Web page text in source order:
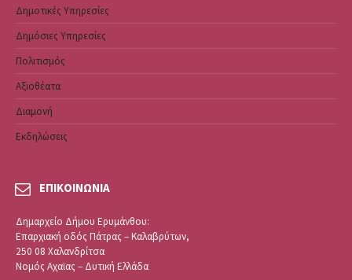
Δημοτικές Υπηρεσίες
Δημόσιες Υπηρεσίες
Πολιτισμός
Αξιοθέατα
Διαμονή
Εκδηλώσεις
ΕΠΙΚΟΙΝΩΝΙΑ
Δημαρχείο Δήμου Ερυμάνθου:
Επαρχιακή οδός Πάτρας – Καλαβρύτων,
250 08 Χαλανδρίτσα
Νομός Αχαϊας – Δυτική Ελλάδα